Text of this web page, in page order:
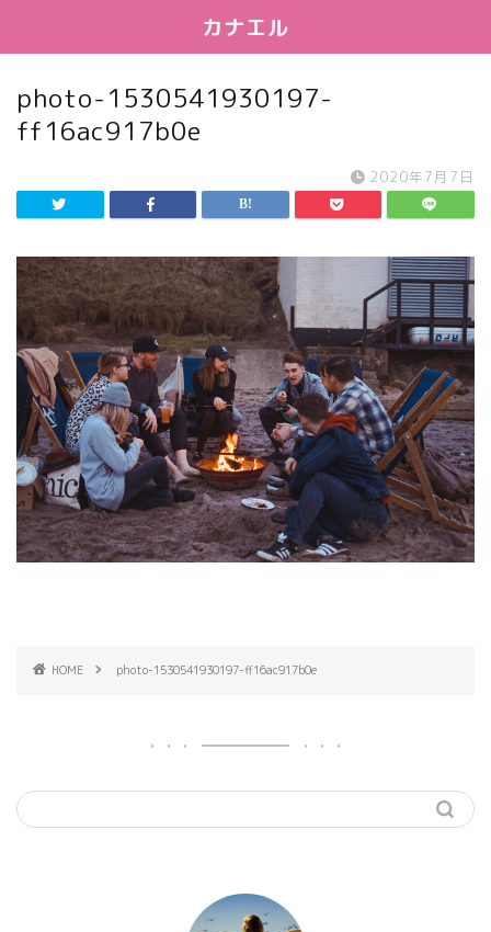
カナエル
photo-1530541930197-
ff16ac917b0e
2020年7月7日
HOME photo-1530541930197-ff16ac917b0e